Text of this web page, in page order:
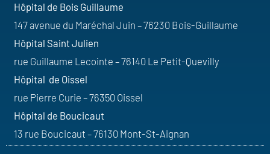
Hôpital de Bois Guillaume
147 avenue du Maréchal Juin – 76230 Bois-Guillaume
Hôpital Saint Julien
rue Guillaume Lecointe – 76140 Le Petit-Quevilly
Hôpital de Oissel
rue Pierre Curie – 76350 Oissel
Hôpital de Boucicaut
13 rue Boucicaut – 76130 Mont-St-Aignan